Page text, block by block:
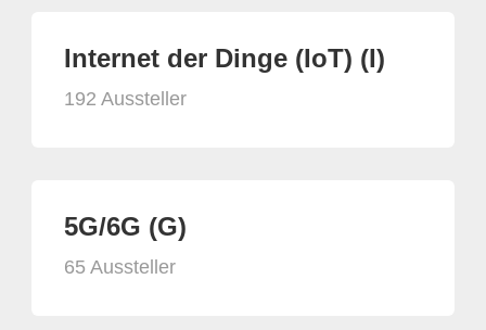
Internet der Dinge (IoT) (I)
192 Aussteller
5G/6G (G)
65 Aussteller